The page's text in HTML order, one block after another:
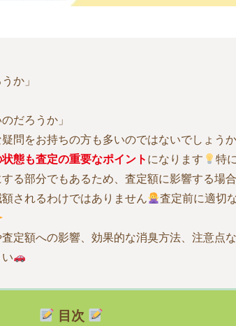
か」
だろうか」
問をお持ちの方も多いのではないでしょうか
態も査定の重要なポイント になります
特
る部分でもあるため、査定額に影響する場
されるわけではありません
査定前に適切
定額への影響、効果的な消臭方法、注意点
目次